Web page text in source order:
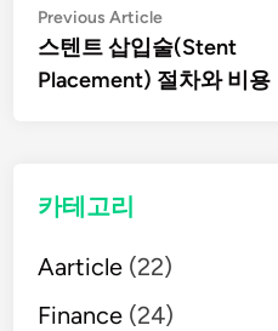
글
탐
Previous ArticlePrevious
article:
스텐트 삽입술(Stent
Placement) 절차와 비용
카테고리
Aarticle (22)
Finance (24)